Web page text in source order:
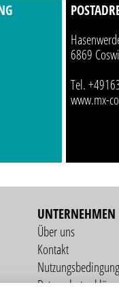
6869
Tel.
www.mx-
UNTERNEHMEN
Über uns
Kontakt